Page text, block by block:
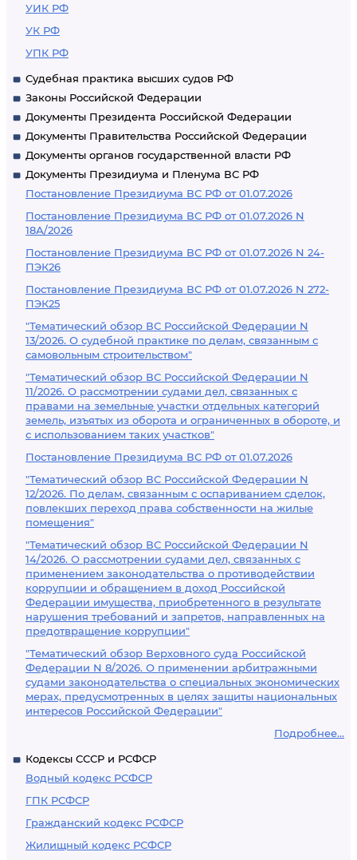
УИК РФ
УК РФ
УПК РФ
Судебная практика высших судов РФ
Законы Российской Федерации
Документы Президента Российской Федерации
Документы Правительства Российской Федерации
Документы органов государственной власти РФ
Документы Президиума и Пленума ВС РФ
Постановление Президиума ВС РФ от 01.07.2026
Постановление Президиума ВС РФ от 01.07.2026 N
18А/2026
Постановление Президиума ВС РФ от 01.07.2026 N 24-
ПЭК26
Постановление Президиума ВС РФ от 01.07.2026 N 272-
ПЭК25
"Тематический обзор ВС Российской Федерации N
13/2026. О судебной практике по делам, связанным с
самовольным строительством"
"Тематический обзор ВС Российской Федерации N
11/2026. О рассмотрении судами дел, связанных с
правами на земельные участки отдельных категорий
земель, изъятых из оборота и ограниченных в обороте, и
с использованием таких участков"
Постановление Президиума ВС РФ от 01.07.2026
"Тематический обзор ВС Российской Федерации N
12/2026. По делам, связанным с оспариванием сделок,
повлекших переход права собственности на жилые
помещения"
"Тематический обзор ВС Российской Федерации N
14/2026. О рассмотрении судами дел, связанных с
применением законодательства о противодействии
коррупции и обращением в доход Российской
Федерации имущества, приобретенного в результате
нарушения требований и запретов, направленных на
предотвращение коррупции"
"Тематический обзор Верховного суда Российской
Федерации N 8/2026. О применении арбитражными
судами законодательства о специальных экономических
мерах, предусмотренных в целях защиты национальных
интересов Российской Федерации"
Подробнее...
Кодексы СССР и РСФСР
Водный кодекс РСФСР
ГПК РСФСР
Гражданский кодекс РСФСР
Жилищный кодекс РСФСР